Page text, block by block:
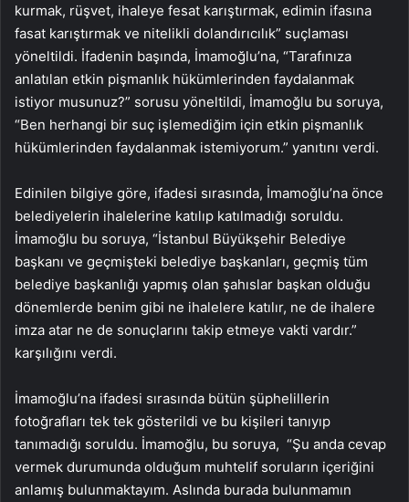
kurmak, rüşvet, ihaleye fesat karıştırmak, edimin ifasına
fasat karıştırmak ve nitelikli dolandırıcılık” suçlaması
yöneltildi. İfadenin başında, İmamoğlu’na, “Tarafınıza
anlatılan etkin pişmanlık hükümlerinden faydalanmak
istiyor musunuz?” sorusu yöneltildi, İmamoğlu bu soruya,
“Ben herhangi bir suç işlemediğim için etkin pişmanlık
hükümlerinden faydalanmak istemiyorum.” yanıtını verdi.
Edinilen bilgiye göre, ifadesi sırasında, İmamoğlu’na önce
belediyelerin ihalelerine katılıp katılmadığı soruldu.
İmamoğlu bu soruya, “İstanbul Büyükşehir Belediye
başkanı ve geçmişteki belediye başkanları, geçmiş tüm
belediye başkanlığı yapmış olan şahıslar başkan olduğu
dönemlerde benim gibi ne ihalelere katılır, ne de ihalere
imza atar ne de sonuçlarını takip etmeye vakti vardır.”
karşılığını verdi.
İmamoğlu’na ifadesi sırasında bütün şüphelillerin
fotoğrafları tek tek gösterildi ve bu kişileri tanıyıp
tanımadığı soruldu. İmamoğlu, bu soruya, “Şu anda cevap
vermek durumunda olduğum muhtelif soruların içeriğini
anlamış bulunmaktayım. Aslında burada bulunmamın